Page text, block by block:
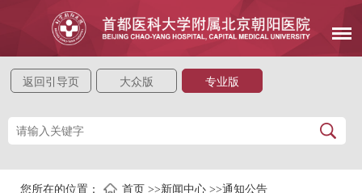
返回引导页 大众版 专业版
您所在的位置： 首页 >>新闻中心 >>通知公告